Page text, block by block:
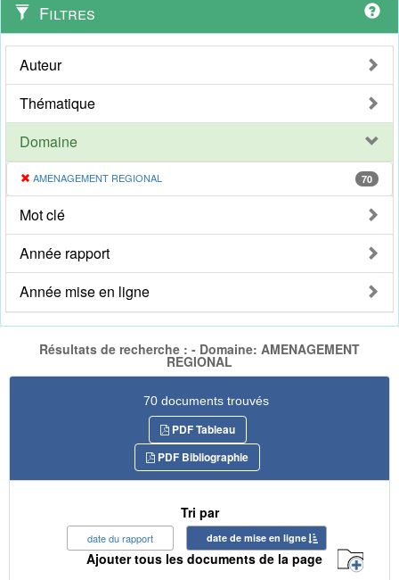
Filtres
Auteur
Thématique
Domaine
AMENAGEMENT REGIONAL 70
Mot clé
Année rapport
Année mise en ligne
Résultats de recherche : - Domaine: AMENAGEMENT
REGIONAL
70 documents trouvés
PDF Tableau
PDF Bibliographie
Tri par
date du rapport date de mise en ligne
Ajouter tous les documents de la page